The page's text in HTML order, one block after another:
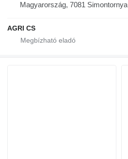
Magyarország, 7081 Simontornya
AGRI CS